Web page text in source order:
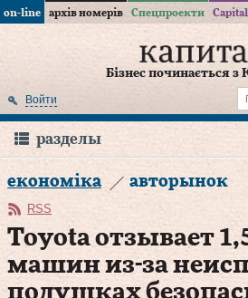
on-line архів номерів Спецпроекти
Бізнес починається з
Войти
разделы
економіка авторынок
RSS
Toyota отзывает
машин из-за
подушках